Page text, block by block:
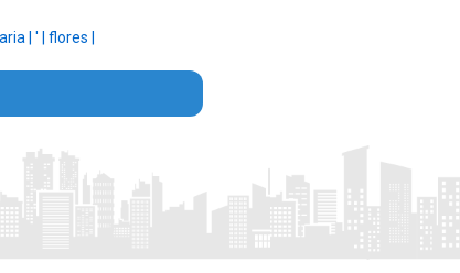
| ' | flores |